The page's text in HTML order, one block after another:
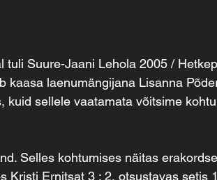
Suure-Jaani Lehola 2005 /
kaasa laenumängijana Lisanna
kuid sellele vaatamata võitsime
Selles kohtumises näitas
Kristi Ernitsat 3 : 2, otsustavas setis